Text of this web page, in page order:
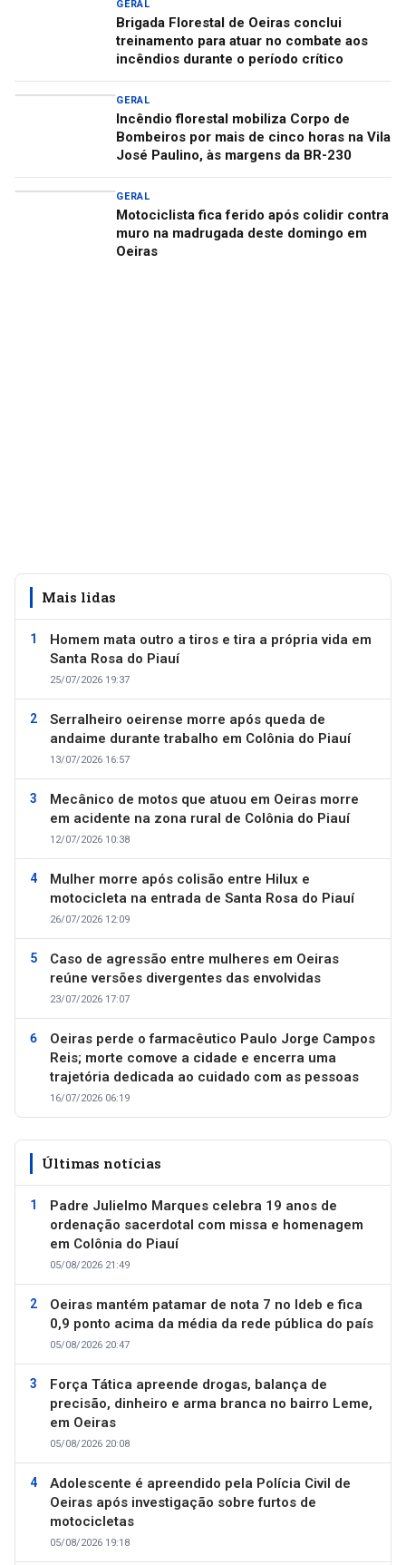
GERAL
Brigada Florestal de Oeiras conclui
treinamento para atuar no combate aos
incêndios durante o período crítico
GERAL
Incêndio florestal mobiliza Corpo de
Bombeiros por mais de cinco horas na Vila
José Paulino, às margens da BR-230
GERAL
Motociclista fica ferido após colidir contra
muro na madrugada deste domingo em
Oeiras
Mais lidas
Homem mata outro a tiros e tira a própria vida em
Santa Rosa do Piauí
25/07/2026 19:37
Serralheiro oeirense morre após queda de
andaime durante trabalho em Colônia do Piauí
13/07/2026 16:57
Mecânico de motos que atuou em Oeiras morre
em acidente na zona rural de Colônia do Piauí
12/07/2026 10:38
Mulher morre após colisão entre Hilux e
motocicleta na entrada de Santa Rosa do Piauí
26/07/2026 12:09
Caso de agressão entre mulheres em Oeiras
reúne versões divergentes das envolvidas
23/07/2026 17:07
Oeiras perde o farmacêutico Paulo Jorge Campos
Reis; morte comove a cidade e encerra uma
trajetória dedicada ao cuidado com as pessoas
16/07/2026 06:19
Últimas notícias
Padre Julielmo Marques celebra 19 anos de
ordenação sacerdotal com missa e homenagem
em Colônia do Piauí
05/08/2026 21:49
Oeiras mantém patamar de nota 7 no Ideb e fica
0,9 ponto acima da média da rede pública do país
05/08/2026 20:47
Força Tática apreende drogas, balança de
precisão, dinheiro e arma branca no bairro Leme,
em Oeiras
05/08/2026 20:08
Adolescente é apreendido pela Polícia Civil de
Oeiras após investigação sobre furtos de
motocicletas
05/08/2026 19:18